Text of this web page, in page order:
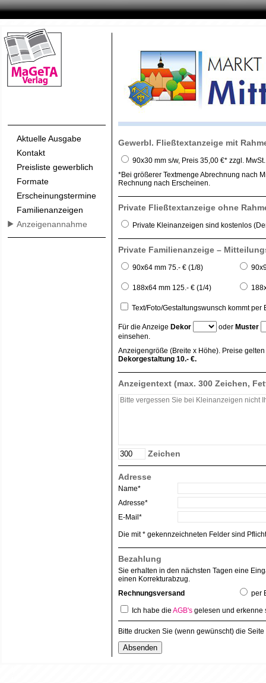
Aktuelle Ausgabe
Kontakt
Preisliste gewerblich
Formate
Erscheinungstermine
Familienanzeigen
Anzeigenannahme
Gewerbl. Fließtextanzeige mit
90x30 mm s/w, Preis 35,00 €* zzgl. MwSt.
*Bei größerer Textmenge Abrechnung nach
Rechnung nach Erscheinen.
Private Fließtextanzeige ohne
Private Kleinanzeigen sind kostenlos
Private Familienanzeige –
90x64 mm 75.- € (1/8)
188x64 mm 125.- € (1/4)
Text/Foto/Gestaltungswunsch kommt
Für die Anzeige Dekor oder Muster
einsehen.
Anzeigengröße (Breite x Höhe). Preise
Dekorgestaltung 10.- €.
Anzeigentext (max. 300 Zeichen,
Zeichen
Adresse
Name*
Adresse*
E-Mail*
Die mit * gekennzeichneten Felder sind
Bezahlung
Sie erhalten in den nächsten Tagen eine
einen Korrekturabzug.
Rechnungsversand
per
Ich habe die AGB's gelesen und erkenne
Bitte drucken Sie (wenn gewünscht) die